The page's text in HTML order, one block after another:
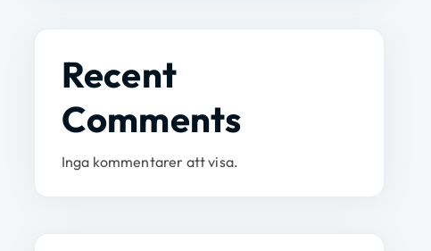
Recent
Comments
Inga kommentarer att visa.